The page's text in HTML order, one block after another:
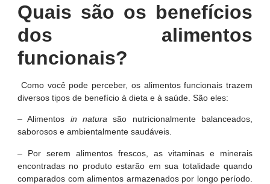
Quais são os benefícios
dos alimentos
funcionais?
Como você pode perceber, os alimentos funcionais trazem
diversos tipos de benefício à dieta e à saúde. São eles:
– Alimentos in natura são nutricionalmente balanceados,
saborosos e ambientalmente saudáveis.
– Por serem alimentos frescos, as vitaminas e minerais
encontradas no produto estarão em sua totalidade quando
comparados com alimentos armazenados por longo período.